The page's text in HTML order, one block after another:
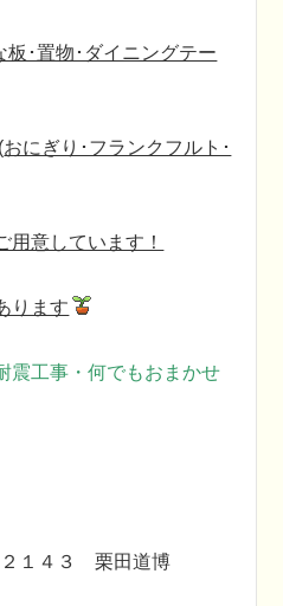
･置物･ダイニングテー
(おにぎり･フランクフルト･
意しています！
ります
震工事・何でもおまかせ
２１４３ 栗田道博